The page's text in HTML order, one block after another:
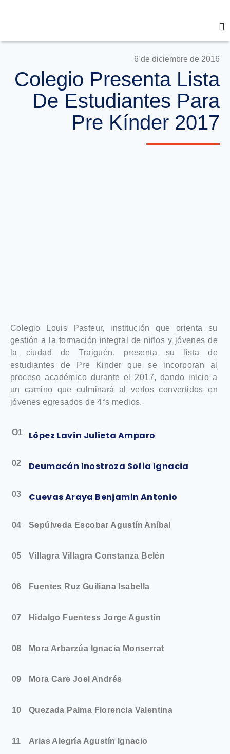
6 de diciembre de 2016
Colegio Presenta Lista
De Estudiantes Para
Pre Kínder 2017
Colegio Louis Pasteur, institución que orienta su
gestión a la formación integral de niños y jóvenes de
la ciudad de Traiguén, presenta su lista de
estudiantes de Pre Kinder que se incorporan al
proceso académico durante el 2017, dando inicio a
un camino que culminará al verlos convertidos en
jóvenes egresados de 4°s medios.
O1 López Lavín Julieta Amparo
02 Deumacán Inostroza Sofia Ignacia
03 Cuevas Araya Benjamin Antonio
04 Sepúlveda Escobar Agustín Aníbal
05 Villagra Villagra Constanza Belén
06 Fuentes Ruz Guiliana Isabella
07 Hidalgo Fuentess Jorge Agustín
08 Mora Arbarzúa Ignacia Monserrat
09 Mora Care Joel Andrés
10 Quezada Palma Florencia Valentina
11 Arias Alegría Agustín Ignacio